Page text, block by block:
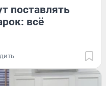
поставлять
всё